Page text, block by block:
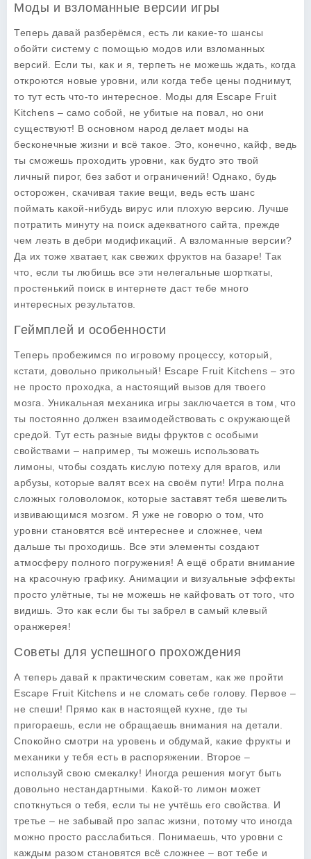
Моды и взломанные версии игры
Теперь давай разберёмся, есть ли какие-то шансы
обойти систему с помощью модов или взломанных
версий. Если ты, как и я, терпеть не можешь ждать, когда
откроются новые уровни, или когда тебе цены поднимут,
то тут есть что-то интересное. Моды для Escape Fruit
Kitchens – само собой, не убитые на повал, но они
существуют! В основном народ делает моды на
бесконечные жизни и всё такое. Это, конечно, кайф, ведь
ты сможешь проходить уровни, как будто это твой
личный пирог, без забот и ограничений! Однако, будь
осторожен, скачивая такие вещи, ведь есть шанс
поймать какой-нибудь вирус или плохую версию. Лучше
потратить минуту на поиск адекватного сайта, прежде
чем лезть в дебри модификаций. А взломанные версии?
Да их тоже хватает, как свежих фруктов на базаре! Так
что, если ты любишь все эти нелегальные шорткаты,
простенький поиск в интернете даст тебе много
интересных результатов.
Геймплей и особенности
Теперь пробежимся по игровому процессу, который,
кстати, довольно прикольный! Escape Fruit Kitchens – это
не просто проходка, а настоящий вызов для твоего
мозга. Уникальная механика игры заключается в том, что
ты постоянно должен взаимодействовать с окружающей
средой. Тут есть разные виды фруктов с особыми
свойствами – например, ты можешь использовать
лимоны, чтобы создать кислую потеху для врагов, или
арбузы, которые валят всех на своём пути! Игра полна
сложных головоломок, которые заставят тебя шевелить
извивающимся мозгом. Я уже не говорю о том, что
уровни становятся всё интереснее и сложнее, чем
дальше ты проходишь. Все эти элементы создают
атмосферу полного погружения! А ещё обрати внимание
на красочную графику. Анимации и визуальные эффекты
просто улётные, ты не можешь не кайфовать от того, что
видишь. Это как если бы ты забрел в самый клевый
оранжерея!
Советы для успешного прохождения
А теперь давай к практическим советам, как же пройти
Escape Fruit Kitchens и не сломать себе голову. Первое –
не спеши! Прямо как в настоящей кухне, где ты
пригораешь, если не обращаешь внимания на детали.
Спокойно смотри на уровень и обдумай, какие фрукты и
механики у тебя есть в распоряжении. Второе –
используй свою смекалку! Иногда решения могут быть
довольно нестандартными. Какой-то лимон может
споткнуться о тебя, если ты не учтёшь его свойства. И
третье – не забывай про запас жизни, потому что иногда
можно просто расслабиться. Понимаешь, что уровни с
каждым разом становятся всё сложнее – вот тебе и